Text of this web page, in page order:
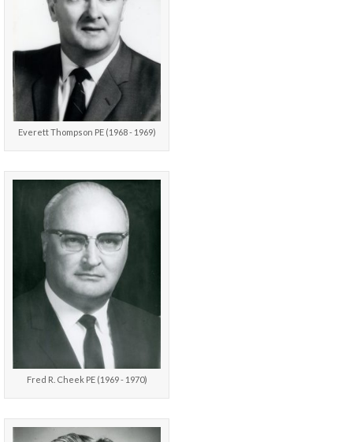
Everett Thompson PE (1968 - 1969)
Fred R. Cheek PE (1969 - 1970)